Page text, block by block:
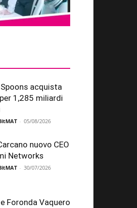
acquista
1,285 miliardi
- 05/08/2026
nuovo CEO
Networks
- 30/07/2026
Foronda Vaquero